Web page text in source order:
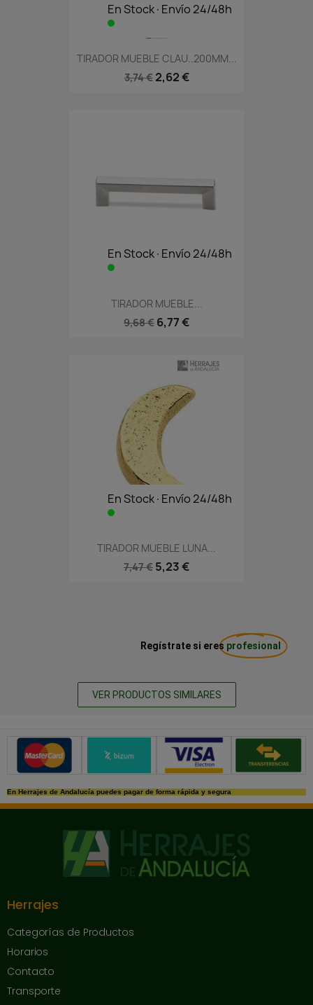
En Stock·Envío 24/48h
TIRADOR MUEBLE CLAU..200MM...
3,74 € 2,62 €
En Stock·Envío 24/48h
TIRADOR MUEBLE...
9,68 € 6,77 €
En Stock·Envío 24/48h
TIRADOR MUEBLE LUNA...
7,47 € 5,23 €
Regístrate si eres profesional
VER PRODUCTOS SIMILARES
Métodos de pago seguros
En Herrajes de Andalucía puedes pagar de forma rápida y segura
Herrajes
Categorías de Productos
Horarios
Contacto
Transporte